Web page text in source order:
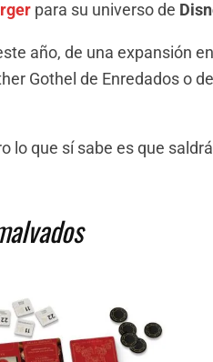
para su universo de
año, de una expansión
Gothel de Enredados o
lo que sí sabe es que